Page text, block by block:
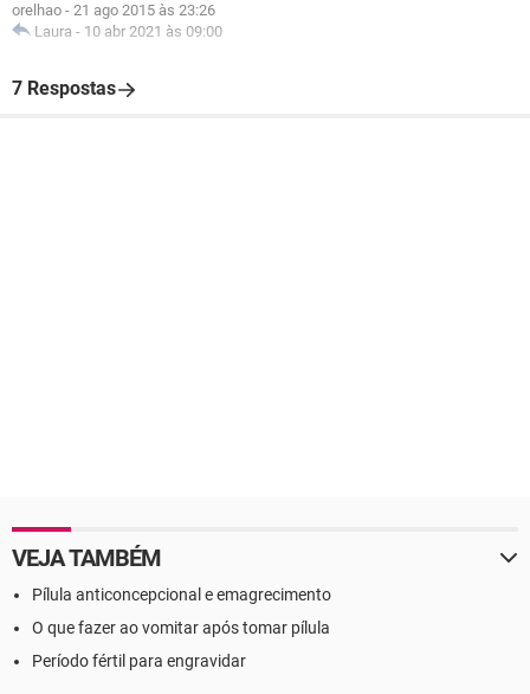
orelhao - 21 ago 2015 às 23:26
Laura - 10 abr 2021 às 09:00
7 Respostas
VEJA TAMBÉM
Pílula anticoncepcional e emagrecimento
O que fazer ao vomitar após tomar pílula
Período fértil para engravidar